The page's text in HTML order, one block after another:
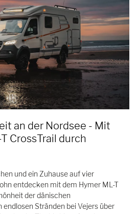
an der Nordsee - Mit
CrossTrail durch
und ein Zuhause auf vier
entdecken mit dem Hymer ML-T
der dänischen
endlosen Stränden bei Vejers über